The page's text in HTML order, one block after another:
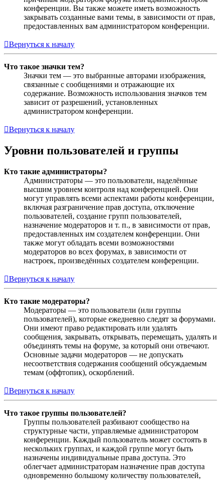
конференции. Вы также можете иметь возможность
закрывать созданные вами темы, в зависимости от прав,
предоставленных вам администратором конференции.
Вернуться к началу
Что такое значки тем?
Значки тем — это выбранные авторами изображения,
связанные с сообщениями и отражающие их
содержание. Возможность использования значков тем
зависит от разрешений, установленных
администратором конференции.
Вернуться к началу
Уровни пользователей и группы
Кто такие администраторы?
Администраторы — это пользователи, наделённые
высшим уровнем контроля над конференцией. Они
могут управлять всеми аспектами работы конференции,
включая разграничение прав доступа, отключение
пользователей, создание групп пользователей,
назначение модераторов и т. п., в зависимости от прав,
предоставленных им создателем конференции. Они
также могут обладать всеми возможностями
модераторов во всех форумах, в зависимости от
настроек, произведённых создателем конференции.
Вернуться к началу
Кто такие модераторы?
Модераторы — это пользователи (или группы
пользователей), которые ежедневно следят за форумами.
Они имеют право редактировать или удалять
сообщения, закрывать, открывать, перемещать, удалять и
объединять темы на форуме, за который они отвечают.
Основные задачи модераторов — не допускать
несоответствия содержания сообщений обсуждаемым
темам (оффтопик), оскорблений.
Вернуться к началу
Что такое группы пользователей?
Группы пользователей разбивают сообщество на
структурные части, управляемые администратором
конференции. Каждый пользователь может состоять в
нескольких группах, и каждой группе могут быть
назначены индивидуальные права доступа. Это
облегчает администраторам назначение прав доступа
одновременно большому количеству пользователей,